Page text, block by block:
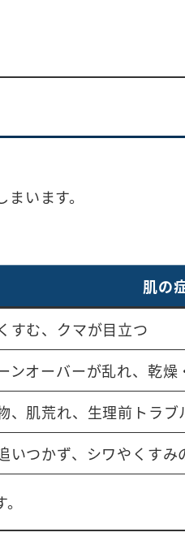
います。
肌の
すむ、クマが目立つ
ンオーバーが乱れ、乾燥
、肌荒れ、生理前トラブ
いつかず、シワやくすみ